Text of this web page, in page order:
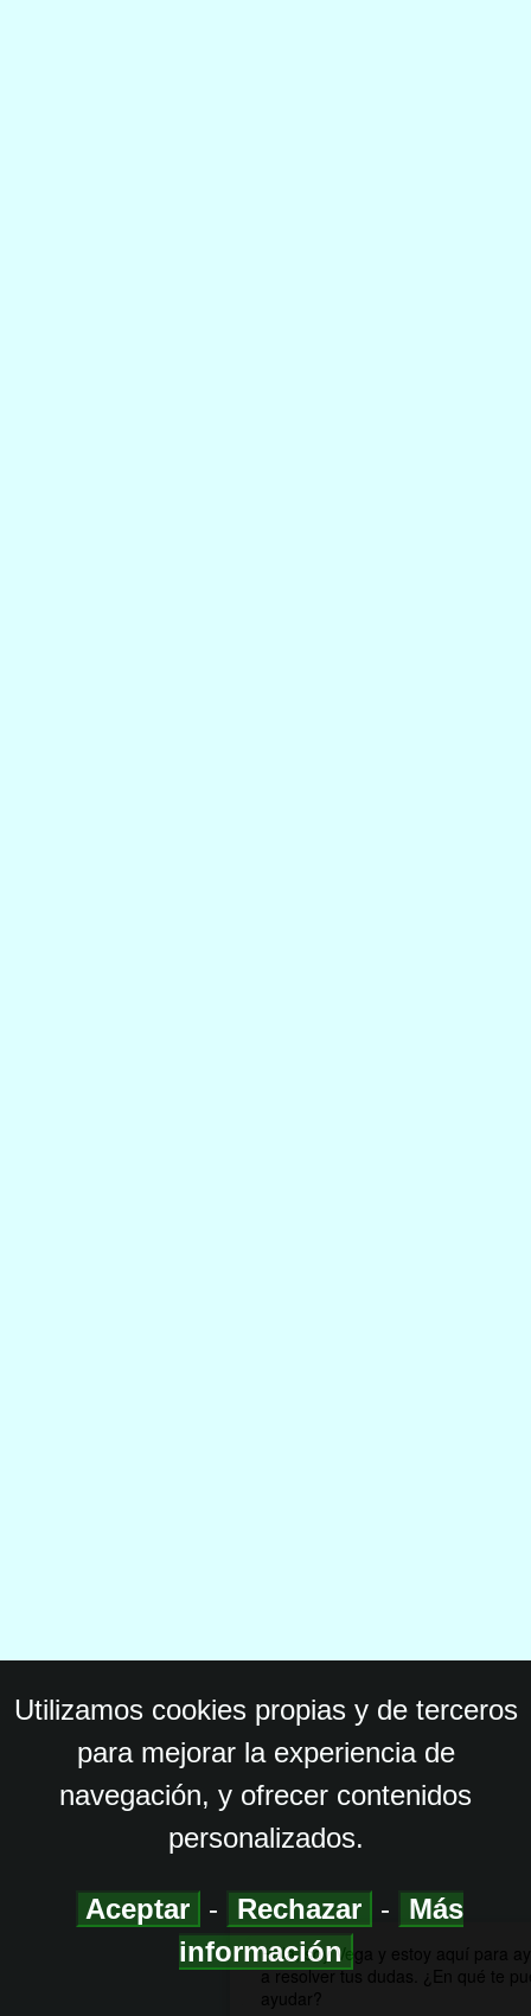
Utilizamos cookies propias y de terceros
para mejorar la experiencia de
navegación, y ofrecer contenidos
personalizados.
Aceptar - Rechazar -
Más
información